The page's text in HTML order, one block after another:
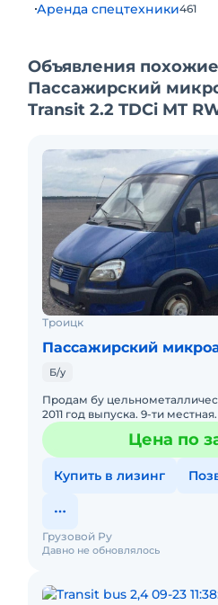
Аренда спецтехники461
Объявления
Пассажирский
Transit 2.2 TDCi MT
Троицк
Пассажирский
Б/у
Продам бу
2011 год выпуска. 9-ти
объем двигателя 2890 см3,
максимальная массЦена по
Купить в лизинг
Давно не обновлялось
Грузовой Ру